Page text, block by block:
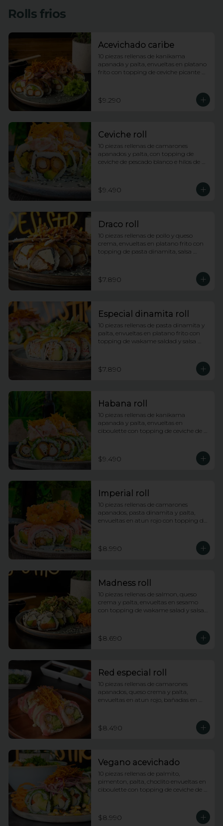
Rolls frios
Acevichado caribe
10 piezas rellenas de kanikama
apanada y palta, envueltas en platano
frito con topping de ceviche picante de
$9.290
Ceviche roll
10 piezas rellenas de camarones
apanados y palta, con topping de
ceviche de pescado blanco e hilos de
$9.490
Draco roll
10 piezas rellenas de pollo y queso
crema, envueltas en platano frito con
topping de pasta dinamita, salsa
$7.890
Especial dinamita roll
10 piezas rellenas de pasta dinamita y
palta, envueltas en platano frito con
topping de wakame saldad y salsa
$7.890
Habana roll
10 piezas rellenas de kanikama
apanada y palta, envueltas en
ciboulette con topping de ceviche de
$9.490
Imperial roll
10 piezas rellenas de camarones
apanados, pasta dinamita y palta,
envueltas en atun rojo con topping de
$8.990
Madness roll
10 piezas rellenas de salmon, queso
crema y palta, envueltas en sesamo
con topping de wakame salad y salsa
$8.690
Red especial roll
10 piezas rellenas de camarones
apanados, queso crema y palta,
envueltas en atun rojo, bañadas en
$8.490
Vegano acevichado
10 piezas rellenas de palmito,
pimenton, palta, choclito envueltas en
ciboulette con topping de ceviche de
$8.990